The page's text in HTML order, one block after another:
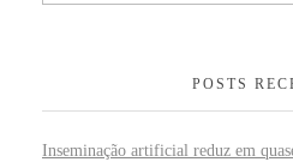
POSTS
Inseminação artificial reduz em